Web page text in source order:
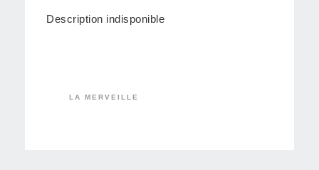
Description indisponible
LA MERVEILLE